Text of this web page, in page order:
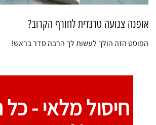
אופנה צנועה טרנדית לחורף הקרוב?
הפוסט הזה הולך לעשות לך הרבה סדר בראש!
חיסול מלאי -